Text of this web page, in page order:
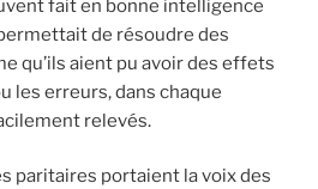
fait en bonne intelligence
de résoudre des
qu’ils aient pu avoir des effets
les erreurs, dans chaque
relevés.
paritaires portaient la voix des